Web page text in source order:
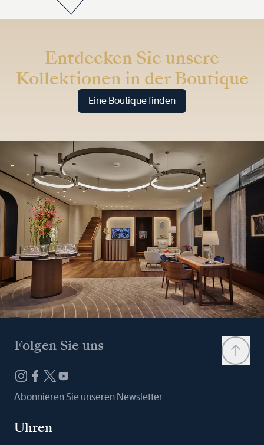
Entdecken Sie unsere
Kollektionen in der Boutique
Eine Boutique finden
Folgen Sie uns
Abonnieren Sie unseren Newsletter
Uhren